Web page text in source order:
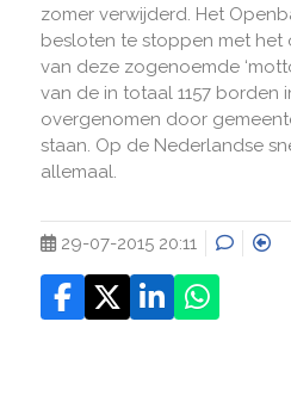
zomer verwijderd. Het
besloten te stoppen met
van deze zogenoemde
van de in totaal 1157 borden
overgenomen door
staan. Op de Nederlandse
allemaal.
29-07-2015 20:11